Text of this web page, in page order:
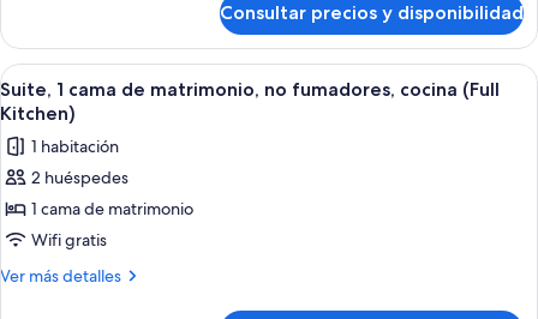
matrimonio
grande,
frigorífico,
vistas
al
río
estándar,
cama
de
matrimonio
grande,
frigorífico,
al
río
Consultar precios y disponibilidad
Abrir
todas
las
fotos
de
Suite,
1
cama
Una cocina con gabinetes blancos,
6
Suite, 1 cama de matrimonio, no fumadores, cocina (Full
Kitchen)
1 habitación
2 huéspedes
1 cama de matrimonio
Wifi gratis
Ver más detalles
Más